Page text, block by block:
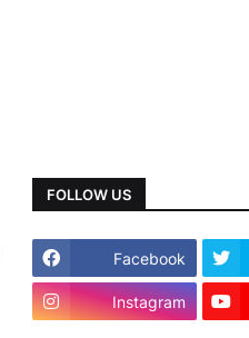
FOLLOW US
Facebook
Instagram